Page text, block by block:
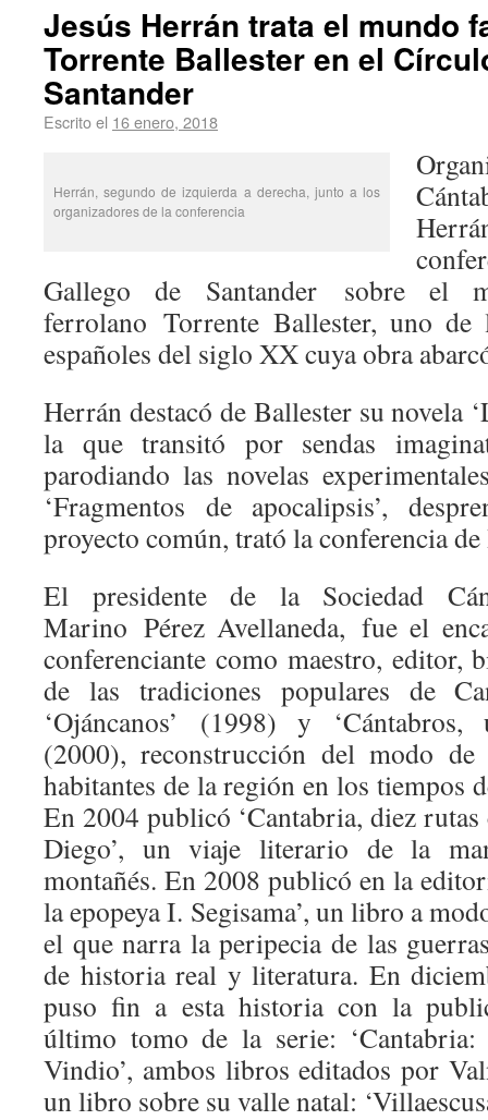
Jesús Herrán trata el mundo
Torrente Ballester en el
Santander
Escrito el 16 enero, 2018
Herrán, segundo de izquierda a derecha, junto a los
organizadores de la conferencia
Gallego de Santander sobre el
ferrolano Torrente Ballester, uno de
españoles del siglo XX cuya obra
Herrán destacó de Ballester su novela
la que transitó por sendas
parodiando las novelas
‘Fragmentos de apocalipsis’,
proyecto común, trató la conferencia
El presidente de la Sociedad
Marino Pérez Avellaneda, fue el
conferenciante como maestro, editor,
de las tradiciones populares de
‘Ojáncanos’ (1998) y
(2000), reconstrucción del modo
habitantes de la región en los tiempos
En 2004 publicó ‘Cantabria, diez
Diego’, un viaje literario de la
montañés. En 2008 publicó en la
la epopeya I. Segisama’, un libro a
el que narra la peripecia de las
de historia real y literatura. En
puso fin a esta historia con la
último tomo de la serie:
Vindio’, ambos libros editados por
un libro sobre su valle natal: